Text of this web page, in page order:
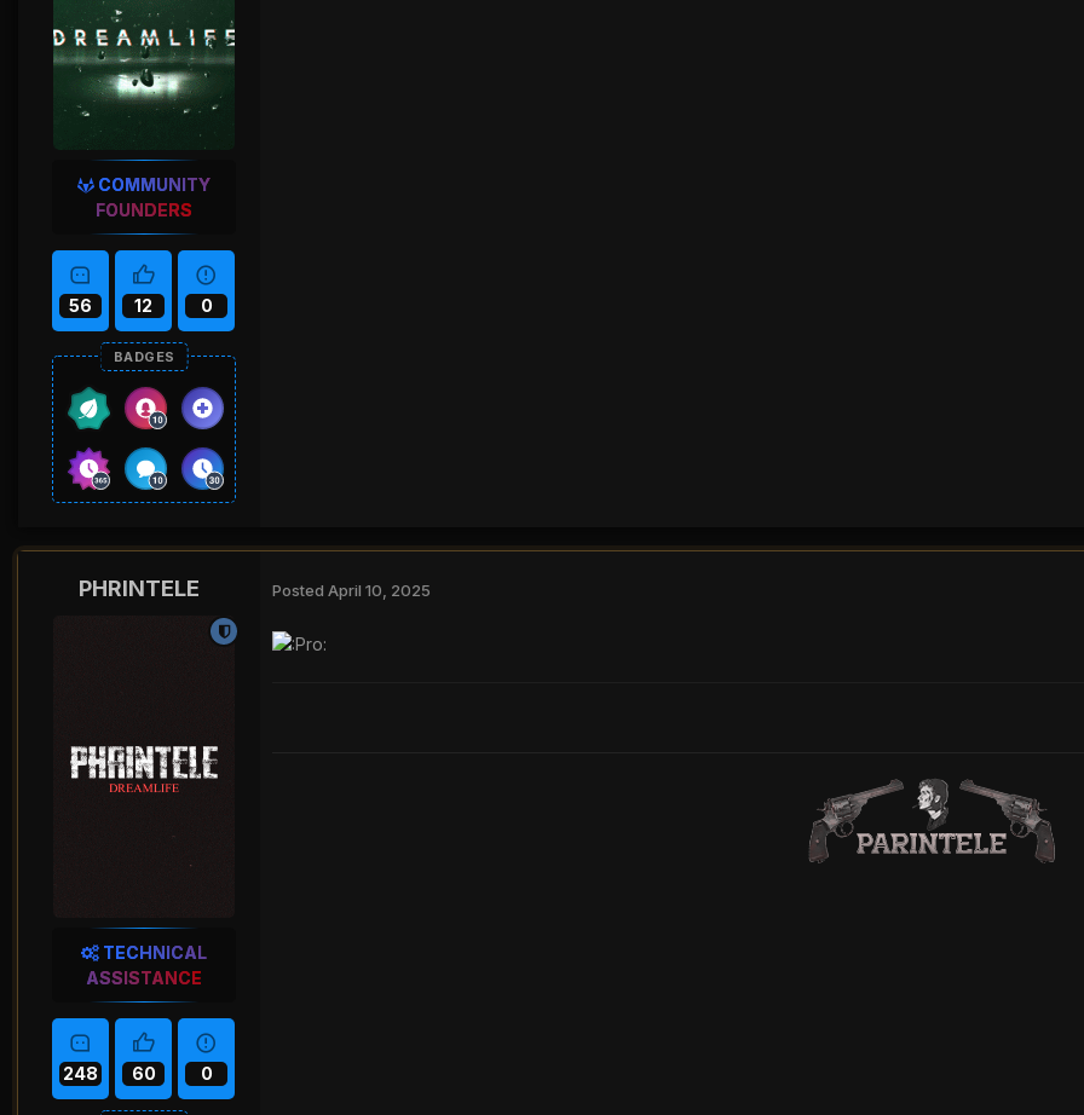
COMMUNITY
FOUNDERS
56 12 0
BADGES
PHRINTELE
TECHNICAL
ASSISTANCE
248 60 0
Posted April 10, 2025